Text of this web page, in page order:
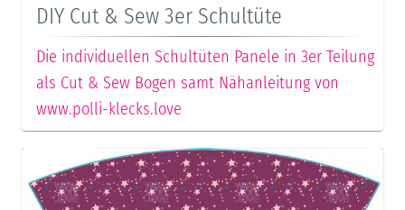
DIY Cut & Sew 3er Schultüte
Die individuellen Schultüten Panele in 3er Teilung
als Cut & Sew Bogen samt Nähanleitung von
www.polli-klecks.love